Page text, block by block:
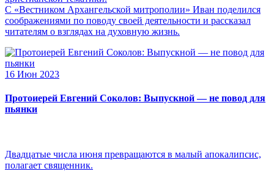
С «Вестником Архангельской митрополии» Иван поделился
соображениями по поводу своей деятельности и рассказал
читателям о взглядах на духовную жизнь.
16 Июн 2023
Протоиерей Евгений Соколов: Выпускной — не повод для
пьянки
Двадцатые числа июня превращаются в малый апокалипсис,
полагает священник.